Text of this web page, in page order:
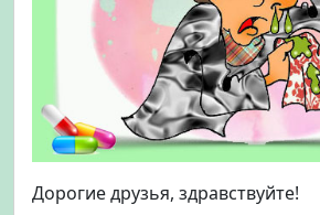
й
н
ы
й
и
Дорогие друзья, здравствуйте!